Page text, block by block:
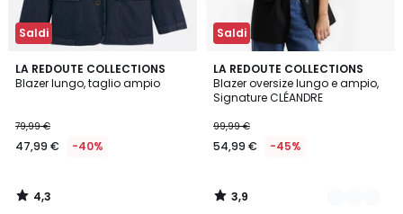
Saldi
LA REDOUTE COLLECTIONS
Blazer lungo, taglio ampio
79,99 €
47,99 € -40%
4,3
/ 5
4,3
/
Saldi
LA REDOUTE COLLECTIONS
Blazer oversize lungo e ampio,
Signature CLÉANDRE
99,99 €
54,99 € -45%
3,9
/ 5
2
Colori
3,9
/